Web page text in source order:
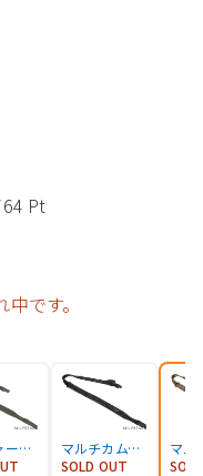
Pt
です。
レンジャーグリーン
マルチカムブラック
SOLD OUT
マル